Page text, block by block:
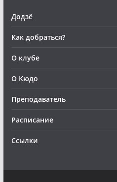
Додзё
Как добраться?
О клубе
О Кюдо
Преподаватель
Расписание
Ссылки